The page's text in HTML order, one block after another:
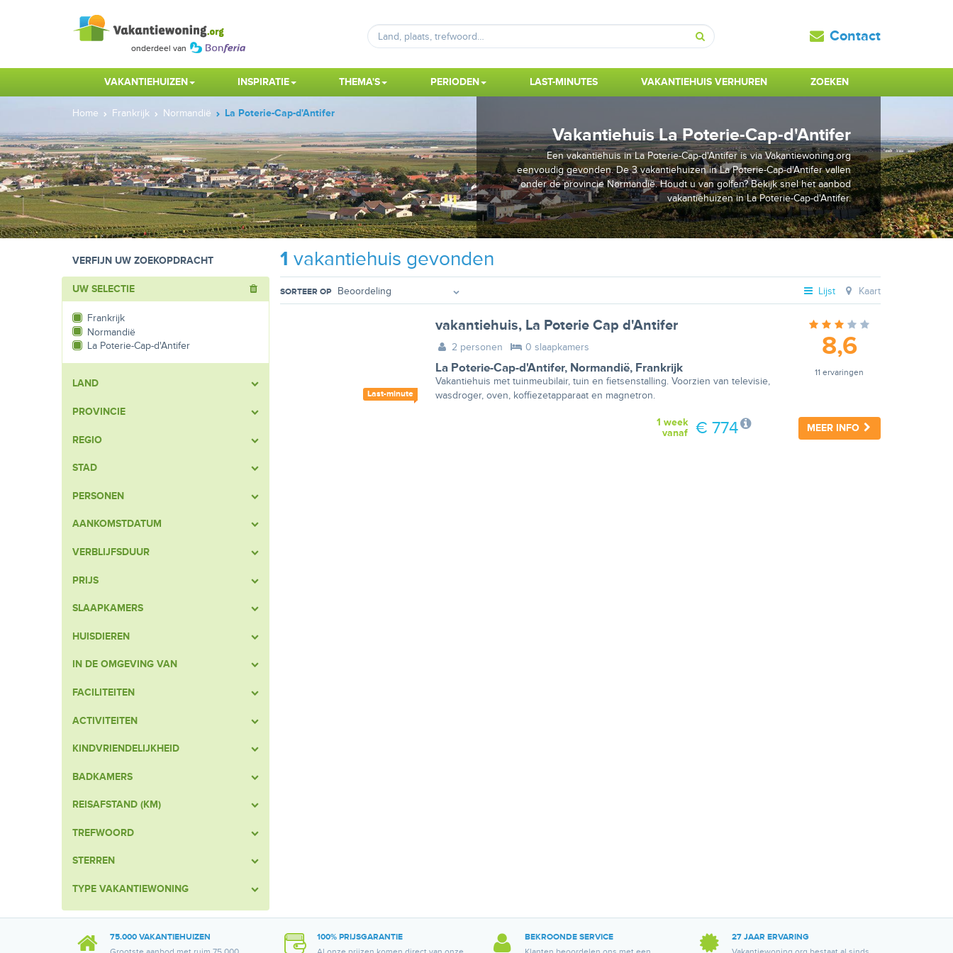
Zoeken
Contact
VAKANTIEHUIZEN INSPIRATIE THEMA'S PERIODEN LAST-MINUTES VAKANTIEHUIS VERHUREN ZOEKEN
Home Frankrijk Normandië La Poterie-Cap-d'Antifer
Vakantiehuis La Poterie-Cap-d'Antifer
Een vakantiehuis in La Poterie-Cap-d'Antifer is via Vakantiewoning.org
eenvoudig gevonden. De 3 vakantiehuizen in La Poterie-Cap-d'Antifer vallen
onder de provincie Normandië. Houdt u van golfen? Bekijk snel het aanbod
vakantiehuizen in La Poterie-Cap-d'Antifer.
VERFIJN UW ZOEKOPDRACHT 1 vakantiehuis gevonden
UW SELECTIE
Frankrijk
Normandië
La Poterie-Cap-d'Antifer
LAND
PROVINCIE
REGIO
STAD
PERSONEN
AANKOMSTDATUM
VERBLIJFSDUUR
PRIJS
SLAAPKAMERS
HUISDIEREN
IN DE OMGEVING VAN
FACILITEITEN
ACTIVITEITEN
KINDVRIENDELIJKHEID
BADKAMERS
REISAFSTAND (KM)
TREFWOORD
STERREN
TYPE VAKANTIEWONING
SORTEER OP Lijst Kaart
Last-minute
vakantiehuis, La Poterie Cap d'Antifer
2 personen 0 slaapkamers
La Poterie-Cap-d'Antifer, Normandië, Frankrijk
Vakantiehuis met tuinmeubilair, tuin en fietsenstalling. Voorzien van televisie,
wasdroger, oven, koffiezetapparaat en magnetron.
8,6
11 ervaringen
MEER INFO
1 week
vanaf
€ 774
75.000 VAKANTIEHUIZEN
100% PRIJSGARANTIE
BEKROONDE SERVICE
27 JAAR ERVARING